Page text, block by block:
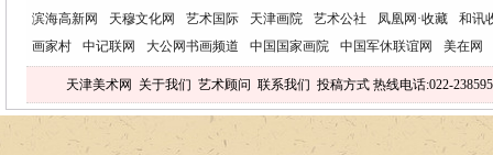
滨海高新网
天穆文化网 艺术国际 天津画院 艺术公社 凤凰网·收藏
和讯
画家村
中记联网 大公网书画频道 中国国家画院 中国军休联谊网 美在网
天津美术网 关于我们 艺术顾问 联系我们 投稿方式 热线电话:022-